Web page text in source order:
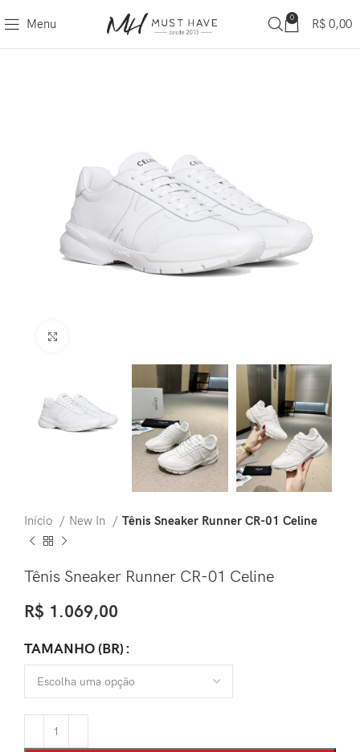
Menu 0 R$ 0,00
Início New In Tênis Sneaker Runner CR-01 Celine
Tênis Sneaker Runner CR-01 Celine
R$ 1.069,00
TAMANHO (BR)